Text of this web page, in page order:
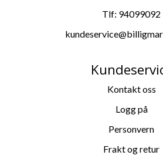
Tlf: 94099092
Kontakt oss
Logg på
Personvern
Frakt og retur